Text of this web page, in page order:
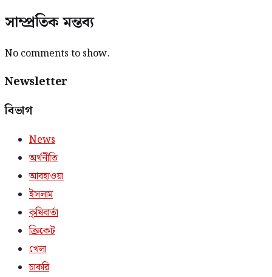
সাম্প্রতিক মন্তব্য
No comments to show.
Newsletter
বিভাগ
News
অর্থনীতি
আবহাওয়া
ইসলাম
কৃষিবার্তা
ক্রিকেট
খেলা
চাকরি